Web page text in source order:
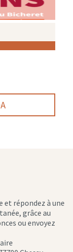
et répondez à une
grâce au
ou envoyez